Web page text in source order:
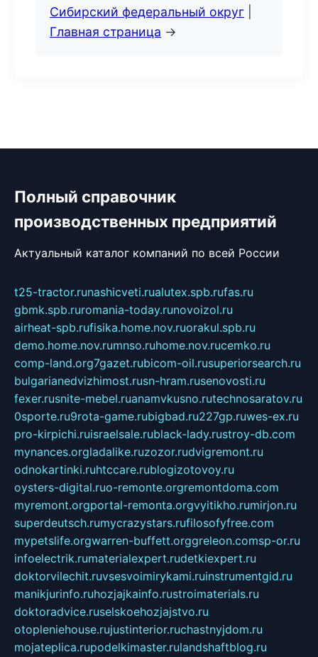
Сибирский федеральный округ
Главная страница →
Полный справочник
производственных предприятий
Актуальный каталог компаний по всей России
t25-tractor.runashicveti.rualutex.spb.rufas.ru
gbmk.spb.ruromania-today.runovoizol.ru
airheat-spb.rufisika.home.nov.ruorakul.spb.ru
demo.home.nov.rumnso.ruhome.nov.rucemko.ru
comp-land.org7gazet.rubicom-oil.rusuperiorsearch.ru
bulgarianedvizhimost.rusn-hram.rusenovosti.ru
fexer.rusnite-mebel.ruanamvkusno.rutechnosaratov.ru
0sporte.ru9rota-game.rubigbad.ru227gp.ruwes-ex.ru
pro-kirpichi.ruisraelsale.rublack-lady.rustroy-db.com
mynances.orgladalike.ruzozor.rudvigremont.ru
odnokartinki.ruhtccare.rublogizotovoy.ru
oysters-digital.ruo-remonte.orgremontdoma.com
myremont.orgportal-remonta.orgvyitikho.rumirjon.ru
superdeutsch.rumycrazystars.rufilosofyfree.com
mypetslife.orgwarren-buffett.orggreleon.comsp-or.ru
infoelectrik.rumaterialexpert.rudetkiexpert.ru
doktorvilechit.ruvsesvoimirykami.ruinstrumentgid.ru
manikjurinfo.ruhozjajkainfo.rustroimaterials.ru
doktoradvice.ruselskoehozjajstvo.ru
otopleniehouse.rujustinterior.ruchastnyjdom.ru
mojateplica.rupodelkimaster.rulandshaftblog.ru